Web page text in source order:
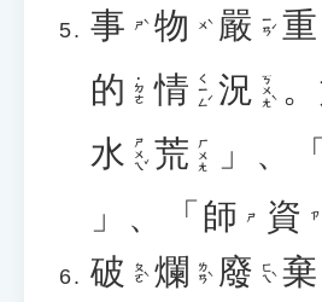
事
ㄕˋ 物 ㄨˋ 嚴 ㄧㄢˊ 重
的 ˙ㄉㄜ 情 ㄑㄧㄥˊ 況 ㄎㄨㄤˋ 。
水 ㄕㄨㄟˇ 荒 ㄏㄨㄤ 」、「
」、「 師 ㄕ 資 ㄗ
破 ㄆㄛˋ 爛 ㄌㄢˋ 廢 ㄈㄟˋ 棄